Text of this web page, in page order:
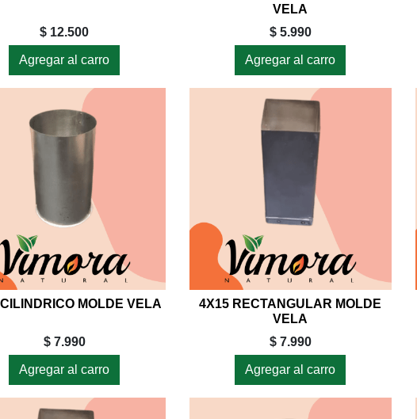
$ 12.500
Agregar al carro
VELA
$ 5.990
Agregar al carro
MOLDE VELA
$ 7.990
Agregar al carro
4X15 RECTANGULAR MOLDE
VELA
$ 7.990
Agregar al carro